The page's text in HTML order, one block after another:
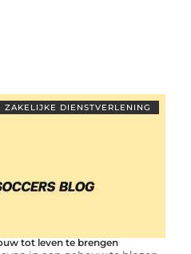
ZAKELIJKE DIENSTVERLENING
tot leven te brengen